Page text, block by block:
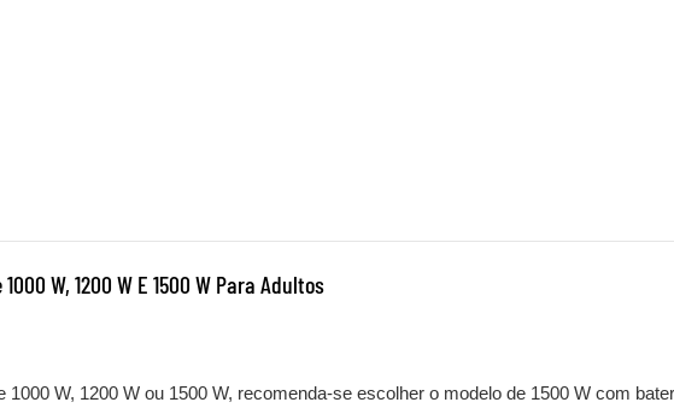
W, 1200 W E 1500 W Para Adultos
W, 1200 W ou 1500 W, recomenda-se escolher o modelo de 1500 W com